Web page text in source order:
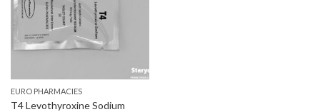
EURO PHARMACIES
T4 Levothyroxine Sodium